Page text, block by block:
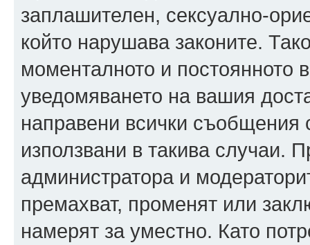
заплашителен, сексуално-
който нарушава законите.
моменталното и постоянното
уведомяването на вашия
направени всички съобщения
използвани в такива случаи.
администратора и
премахват, променят или
намерят за уместно. Като